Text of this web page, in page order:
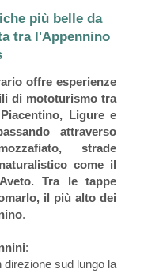
più belle da
tra l'Appennino
offre esperienze
di mototurismo tra
Ligure e
attraverso
strade
come il
Tra le tappe
il più alto dei
.
:
sud lungo la